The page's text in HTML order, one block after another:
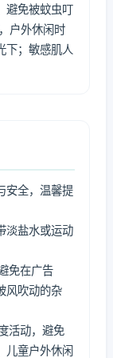
避免被蚊虫叮
户外休闲时
下；敏感肌人
安全，温馨提
淡盐水或运动
免在广告
风吹动的杂
活动，避免
儿童户外休闲